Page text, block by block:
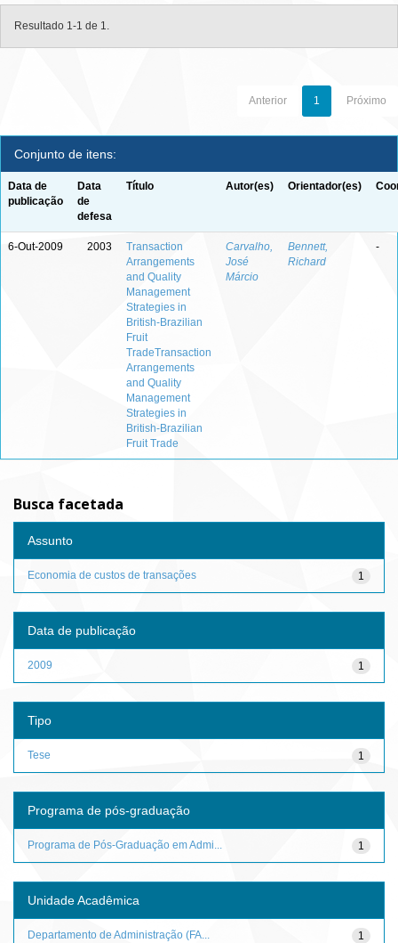
Resultado 1-1 de 1.
Anterior 1 Próximo
Conjunto de itens:
Data de
publicação
Data
de
defesa
Título Autor(es) Orientador(es)
6-Out-2009 2003
Transaction
Arrangements
and Quality
Management
Strategies in
British-Brazilian
Fruit
TradeTransaction
Arrangements
and Quality
Management
Strategies in
British-Brazilian
Fruit Trade
Carvalho,
José
Márcio
Bennett,
Richard
-
Busca facetada
Assunto
1
Economia de custos de transações
Data de publicação
1
2009
Tipo
1
Tese
Programa de pós-graduação
1
Programa de Pós-Graduação em Admi...
Unidade Acadêmica
1
Departamento de Administração (FA...